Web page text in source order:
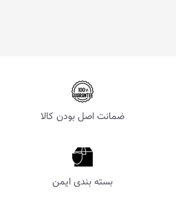
ضمانت اصل بودن کالا
بسته بندی ایمن